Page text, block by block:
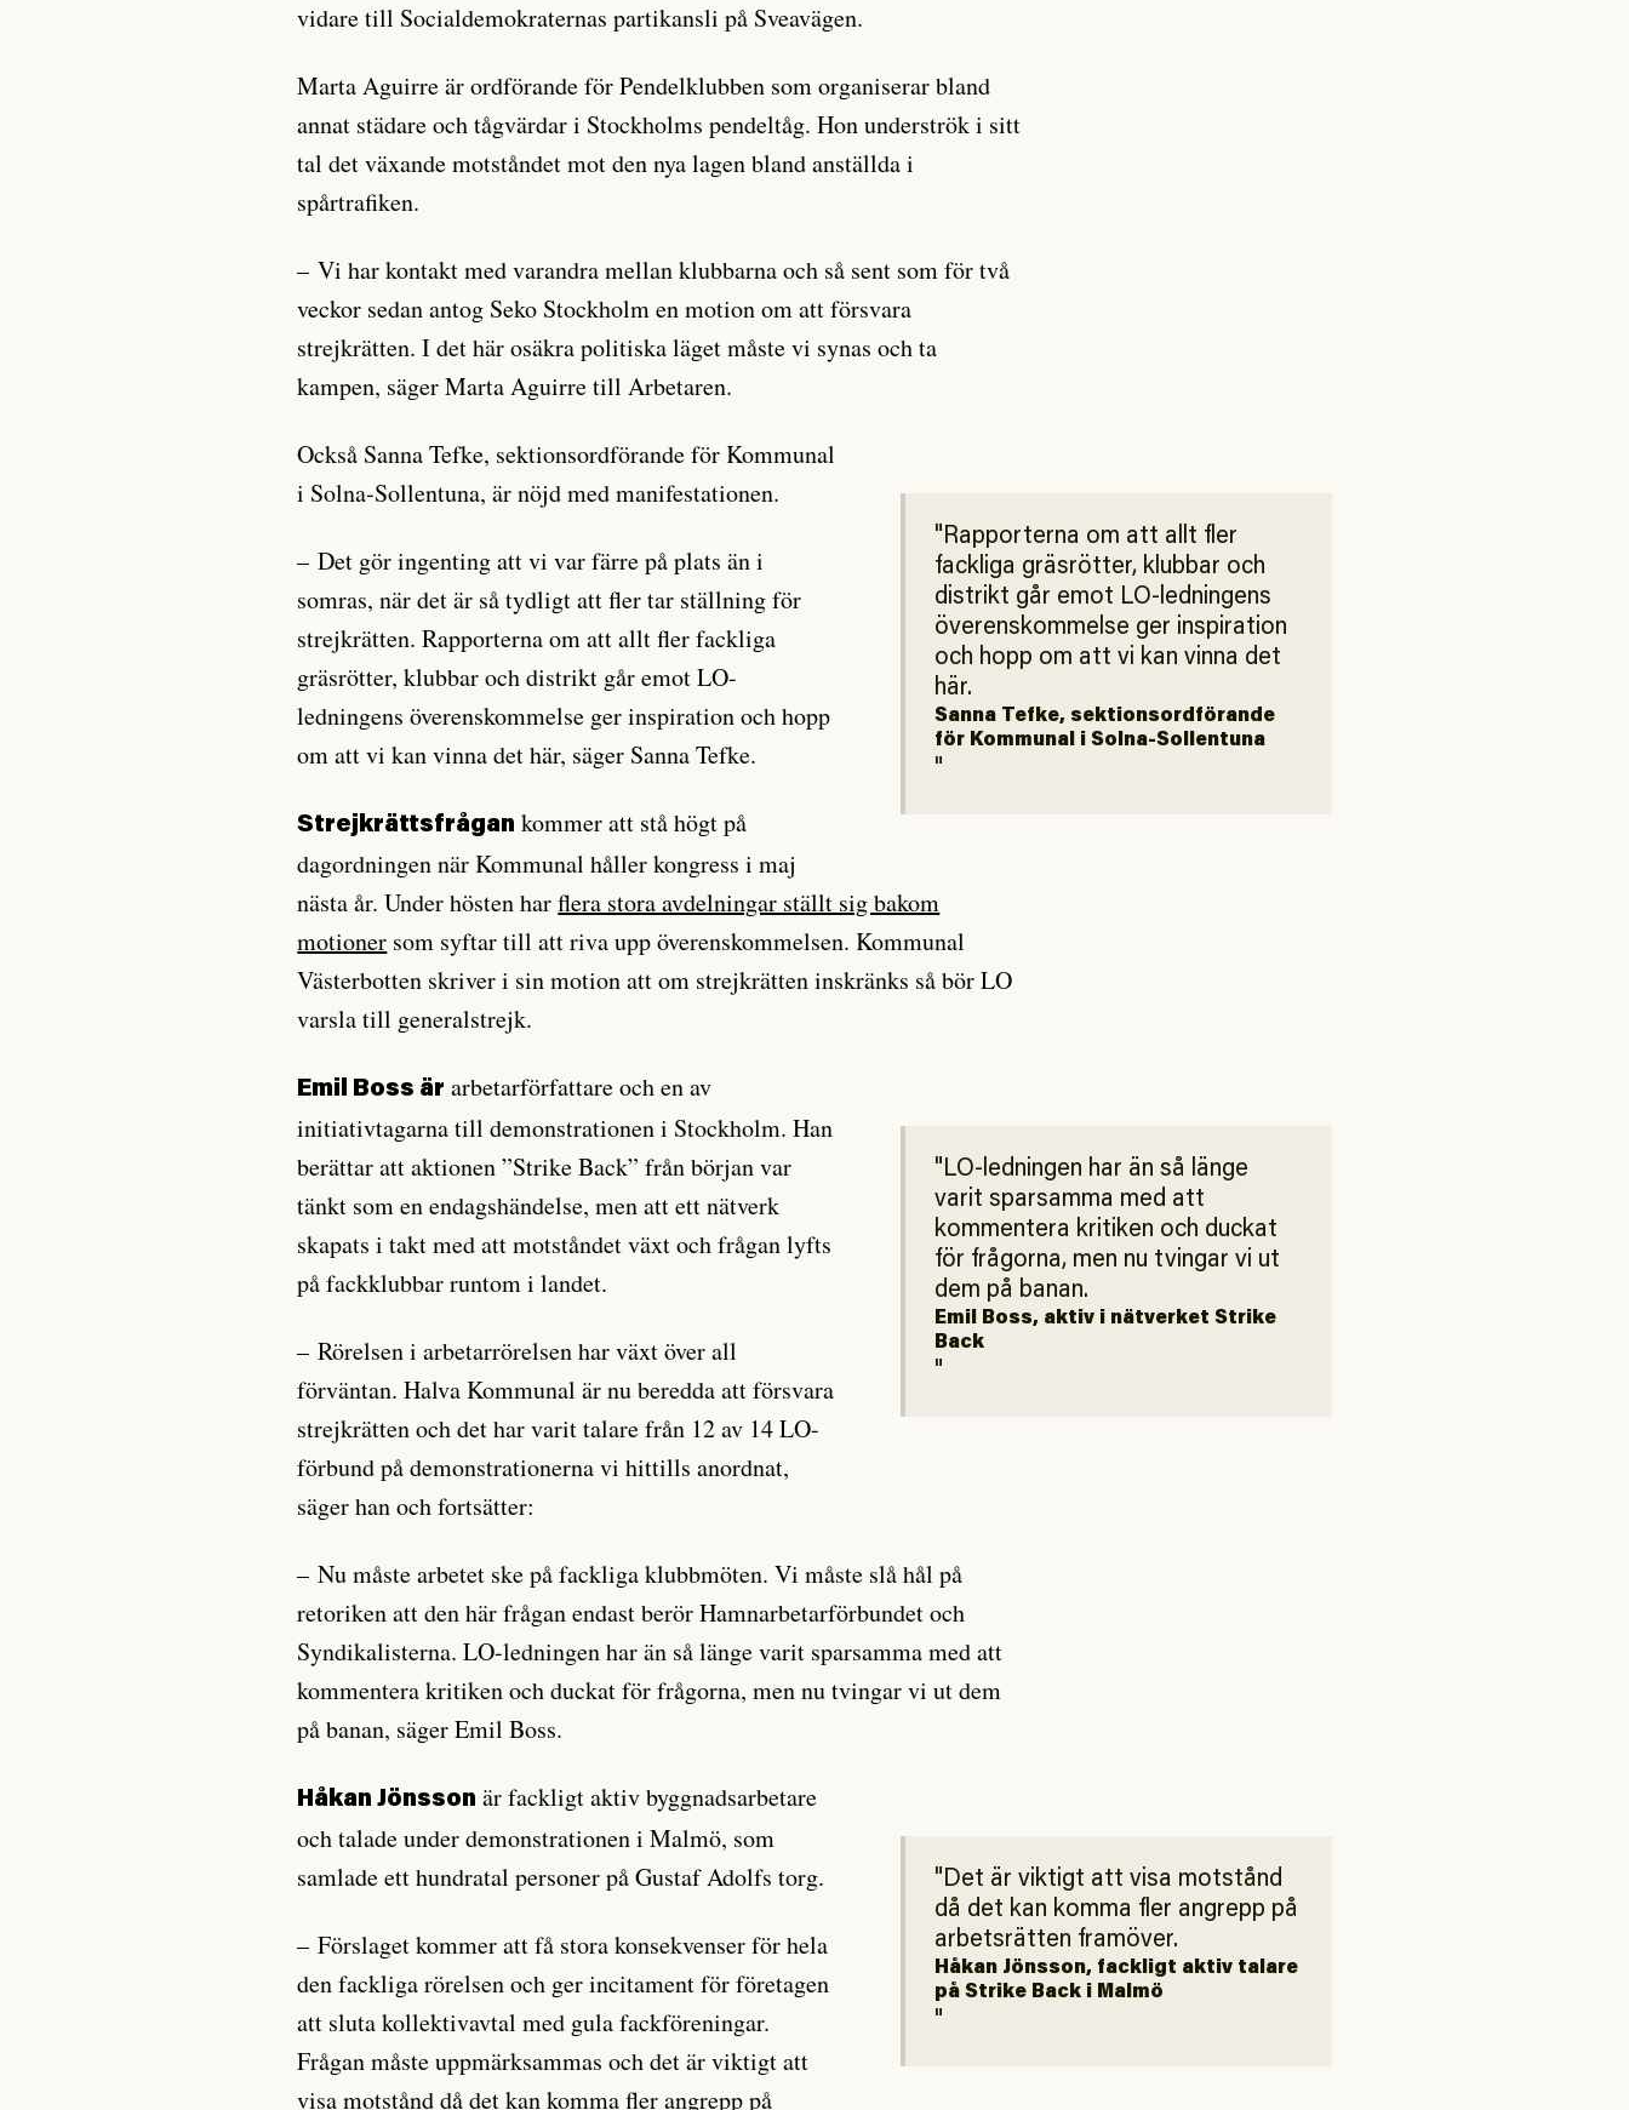
vidare till Socialdemokraternas partikansli på Sveavägen.
Marta Aguirre är ordförande för Pendelklubben som organiserar bland
annat städare och tågvärdar i Stockholms pendeltåg. Hon underströk i sitt
tal det växande motståndet mot den nya lagen bland anställda i
spårtrafiken.
– Vi har kontakt med varandra mellan klubbarna och så sent som för två
veckor sedan antog Seko Stockholm en motion om att försvara
strejkrätten. I det här osäkra politiska läget måste vi synas och ta
kampen, säger Marta Aguirre till Arbetaren.
Rapporterna om att allt fler
fackliga gräsrötter, klubbar och
distrikt går emot LO-ledningens
överenskommelse ger inspiration
och hopp om att vi kan vinna det
här.
Sanna Tefke, sektionsordförande
för Kommunal i Solna-Sollentuna
Också Sanna Tefke, sektionsordförande för Kommunal
i Solna-Sollentuna, är nöjd med manifestationen.
– Det gör ingenting att vi var färre på plats än i
somras, när det är så tydligt att fler tar ställning för
strejkrätten. Rapporterna om att allt fler fackliga
gräsrötter, klubbar och distrikt går emot LO-
ledningens överenskommelse ger inspiration och hopp
om att vi kan vinna det här, säger Sanna Tefke.
Strejkrättsfrågan kommer att stå högt på
dagordningen när Kommunal håller kongress i maj
nästa år. Under hösten harflera stora avdelningar ställt sig bakom
motioner som syftar till att riva upp överenskommelsen. Kommunal
Västerbotten skriver i sin motion att om strejkrätten inskränks så bör LO
varsla till generalstrejk.
LO-ledningen har än så länge
varit sparsamma med att
kommentera kritiken och duckat
för frågorna, men nu tvingar vi ut
dem på banan.
Emil Boss, aktiv i nätverket Strike
Back
Emil Boss är arbetarförfattare och en av
initiativtagarna till demonstrationen i Stockholm. Han
berättar att aktionen ”Strike Back” från början var
tänkt som en endagshändelse, men att ett nätverk
skapats i takt med att motståndet växt och frågan lyfts
på fackklubbar runtom i landet.
– Rörelsen i arbetarrörelsen har växt över all
förväntan. Halva Kommunal är nu beredda att försvara
strejkrätten och det har varit talare från 12 av 14 LO-
förbund på demonstrationerna vi hittills anordnat,
säger han och fortsätter:
– Nu måste arbetet ske på fackliga klubbmöten. Vi måste slå hål på
retoriken att den här frågan endast berör Hamnarbetarförbundet och
Syndikalisterna. LO-ledningen har än så länge varit sparsamma med att
kommentera kritiken och duckat för frågorna, men nu tvingar vi ut dem
på banan, säger Emil Boss.
Det är viktigt att visa motstånd
då det kan komma fler angrepp på
arbetsrätten framöver.
Håkan Jönsson, fackligt aktiv talare
på Strike Back i Malmö
Håkan Jönsson är fackligt aktiv byggnadsarbetare
och talade under demonstrationen i Malmö, som
samlade ett hundratal personer på Gustaf Adolfs torg.
– Förslaget kommer att få stora konsekvenser för hela
den fackliga rörelsen och ger incitament för företagen
att sluta kollektivavtal med gula fackföreningar.
Frågan måste uppmärksammas och det är viktigt att
visa motstånd då det kan komma fler angrepp på